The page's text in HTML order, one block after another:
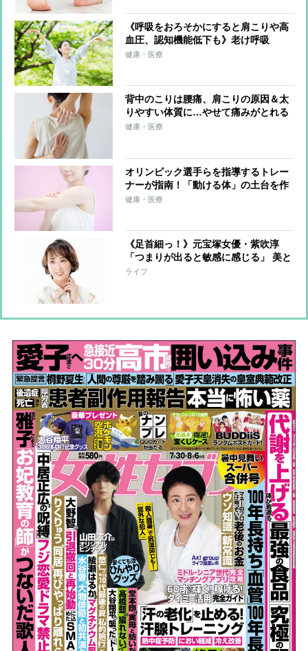
《呼吸をおろそかにすると肩こりや高
血圧、認知機能低下も》老け呼吸
を“長生き呼吸”に変える「呼吸筋スト
健康・医療
背中のこりは腰痛、肩こりの原因＆太
りやすい体質に…やせて痛みがとれる
「1日3分の背中ストレッチ」を整体師
健康・医療
オリンピック選手らを指導するトレー
ナーが指南！「動ける体」の土台を作
る簡単メソッド「ふるふる」とは？
健康・医療
《足首細っ！》元宝塚女優・紫吹淳
「つまりが出ると敏感に感じる」 美と
健康維持に欠かさない“特別グッズ”を
ライフ